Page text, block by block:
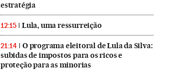
estratégia
12:15 Lula, uma ressurreição
21:14
O programa eleitoral de Lula da Silva:
subidas de impostos para os ricos e
proteção para as minorias